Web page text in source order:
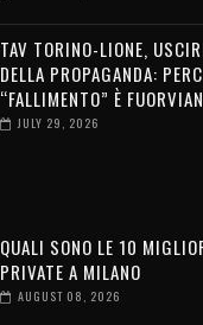
TAV TORINO-LIONE,
DELLA PROPAGANDA:
“FALLIMENTO” È
JULY 29, 2026
QUALI SONO LE 10
PRIVATE A MILANO
AUGUST 08, 2026